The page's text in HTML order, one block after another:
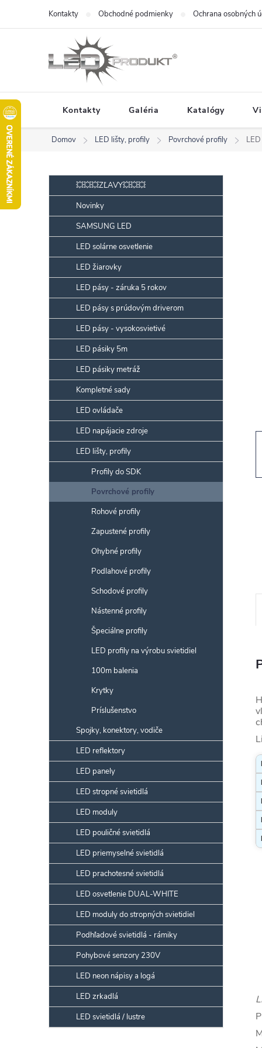
obsah
Kontakty Obchodné podmienky Ochrana osobných
Kontakty Galéria Katalógy
Domov LED lišty, profily Povrchové profily
o
č
n
a
n
e
Preskočiť
kategórie💥💥💥ZĽAVY💥💥💥
Novinky
SAMSUNG LED
LED solárne osvetlenie
LED žiarovky
LED pásy - záruka 5 rokov
LED pásy s prúdovým driverom
LED pásy - vysokosvietivé
LED pásiky 5m
LED pásiky metráž
Kompletné sady
LED ovládače
LED napájacie zdroje
LED lišty, profily
Profily do SDK
Povrchové profily
Rohové profily
Zapustené profily
Ohybné profily
Podlahové profily
Schodové profily
Nástenné profily
Špeciálne profily
LED profily na výrobu svietidiel
100m balenia
Krytky
Príslušenstvo
Spojky, konektory, vodiče
LED reflektory
LED panely
LED stropné svietidlá
LED moduly
LED pouličné svietidlá
LED priemyselné svietidlá
LED prachotesné svietidlá
LED osvetlenie DUAL-WHITE
LED moduly do stropných svietidiel
Podhľadové svietidlá - rámiky
Pohybové senzory 230V
LED neon nápisy a logá
LED zrkadlá
LED svietidlá / lustre